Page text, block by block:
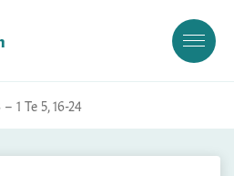
1 Te 5, 16-24